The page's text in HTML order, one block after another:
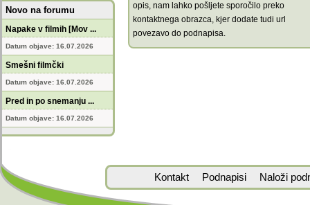
Novo na forumu
Napake v filmih [Mov ...
Datum objave: 16.07.2026
Smešni filmčki
Datum objave: 16.07.2026
Pred in po snemanju ...
Datum objave: 16.07.2026
opis, nam lahko pošljete sporočilo preko
kontaktnega obrazca, kjer dodate tudi url
povezavo do podnapisa.
Kontakt Podnapisi Naloži